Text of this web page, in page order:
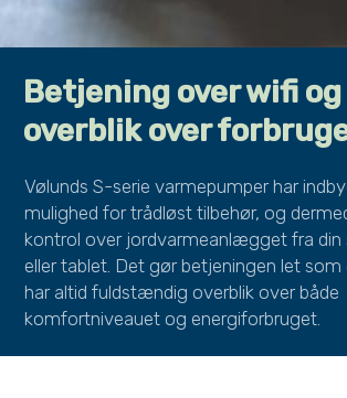
Betjening over wifi
overblik over
Vølunds S-serie varmepumper har
mulighed for trådløst tilbehør, og
kontrol over jordvarmeanlægget fra din
eller tablet. Det gør betjeningen let som
har altid fuldstændig overblik over både
komfortniveauet og energiforbruget.